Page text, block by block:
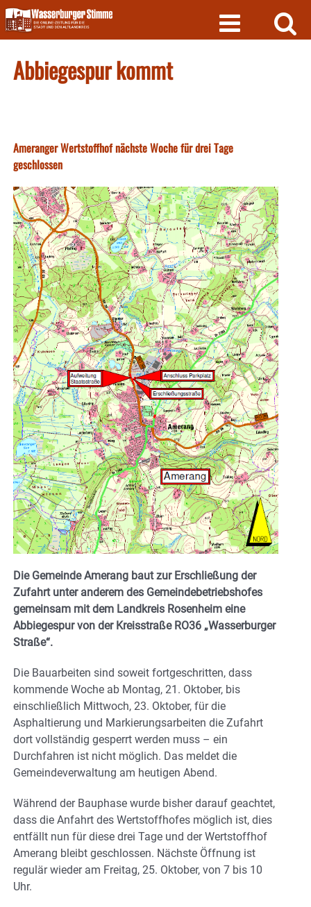
Skip
to
content
Abbiegespur kommt
Ameranger Wertstoffhof nächste Woche für drei Tage
geschlossen
Die Gemeinde Amerang baut zur Erschließung der
Zufahrt unter anderem des Gemeindebetriebshofes
gemeinsam mit dem Landkreis Rosenheim eine
Abbiegespur von der Kreisstraße RO36 „Wasserburger
Straße“.
Die Bauarbeiten sind soweit fortgeschritten, dass
kommende Woche ab Montag, 21. Oktober, bis
einschließlich Mittwoch, 23. Oktober, für die
Asphaltierung und Markierungsarbeiten die Zufahrt
dort vollständig gesperrt werden muss – ein
Durchfahren ist nicht möglich. Das meldet die
Gemeindeverwaltung am heutigen Abend.
Während der Bauphase wurde bisher darauf geachtet,
dass die Anfahrt des Wertstoffhofes möglich ist, dies
entfällt nun für diese drei Tage und der Wertstoffhof
Amerang bleibt geschlossen. Nächste Öffnung ist
regulär wieder am Freitag, 25. Oktober, von 7 bis 10
Uhr.